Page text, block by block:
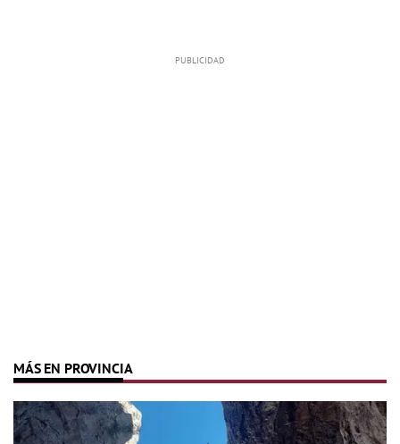
MÁS EN PROVINCIA